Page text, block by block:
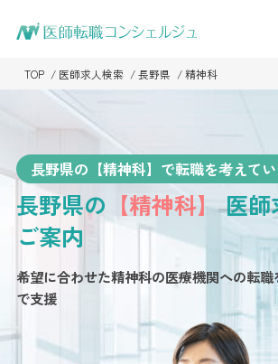
TOP 医師求人検索 長野県 精神科
長野県の【精神科】で転職を考えて
長野県の 【精神科】医師
ご案内
希望に合わせた精神科の医療機関への転職
で支援